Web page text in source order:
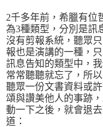
2千多年前，希臘有位
為3種類型，分別是訊
沒有剪報系統，聽眾
報也是演講的一種，
訊息告知的類型中，
常常聽聽就忘了，所
聽眾一份文書資料或
頌與讚美他人的事跡
動一下之後，就會退
道：